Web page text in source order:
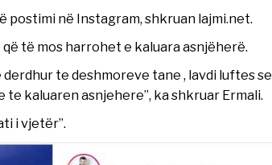
postimi në Instagram, shkruan lajmi.net.
të mos harrohet e kaluara asnjëherë.
te deshmoreve tane , lavdi luftes se
te kaluaren asnjehere”, ka shkruar Ermali.
i vjetër”.